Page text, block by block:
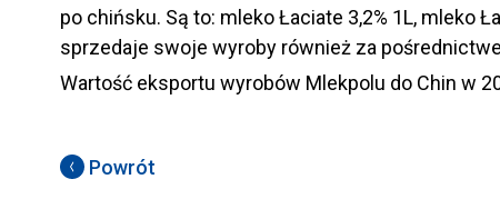
po chińsku. Są to: mleko Łaciate 3,2% 1L, mleko
sprzedaje swoje wyroby również za
Wartość eksportu wyrobów Mlekpolu do Chin w
Powrót